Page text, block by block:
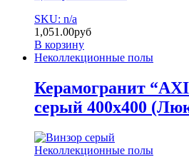
SKU: n/a
1,051.00руб
В корзину
Неколлекционные полы
Керамогранит
серый 400х400
Неколлекционные полы